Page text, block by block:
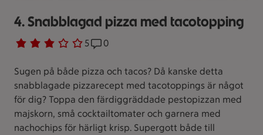
4. Snabblagad pizza med tacotopping
Betyg 3 av 5. 5
5 personer har röstatReceptet har 0 kommentarer
0
Sugen på både pizza och tacos? Då kanske detta
snabblagade pizzarecept med tacotoppings är något
för dig? Toppa den färdiggräddade pestopizzan med
majskorn, små cocktailtomater och garnera med
nachochips för härligt krisp. Supergott både till